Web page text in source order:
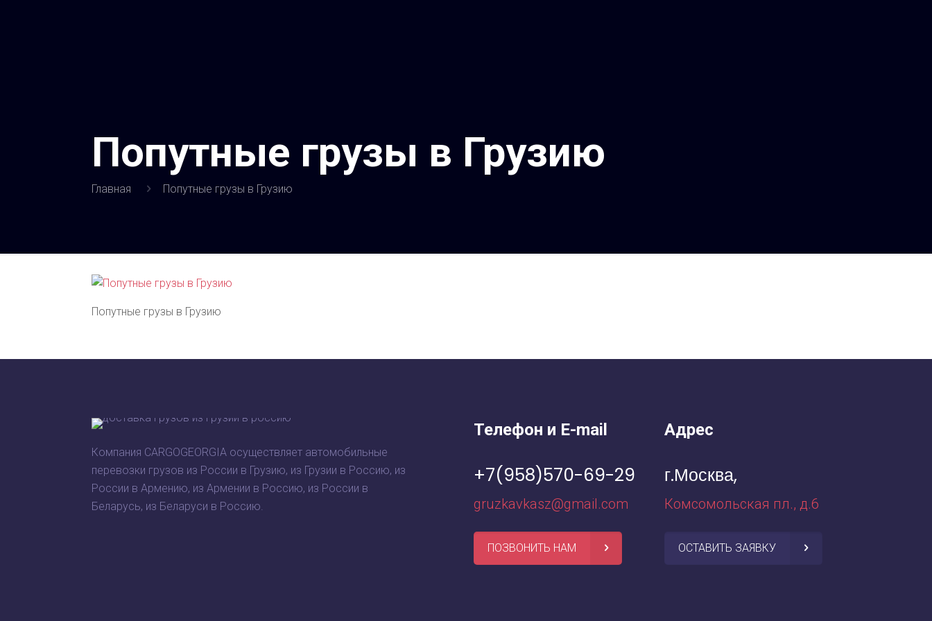
Попутные грузы в Грузию
Главная Попутные грузы в Грузию
Попутные грузы в Грузию
Компания CARGOGEORGIA осуществляет автомобильные
перевозки грузов из России в Грузию, из Грузии в Россию, из
России в Армению, из Армении в Россию, из России в
Беларусь, из Беларуси в Россию.
Телефон и E-mail
+7(958)570-69-29
gruzkavkasz@gmail.com
ПОЗВОНИТЬ НАМ
Адрес
г.Москва,
Комсомольская пл., д.6
ОСТАВИТЬ ЗАЯВКУ